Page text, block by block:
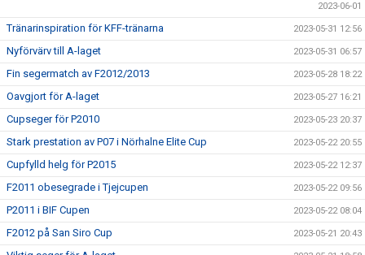
2023-06-01
Tränarinspiration för KFF-tränarna 2023-05-31 12:56
Nyförvärv till A-laget 2023-05-31 06:57
Fin segermatch av F2012/2013 2023-05-28 18:22
Oavgjort för A-laget 2023-05-27 16:21
Cupseger för P2010 2023-05-23 20:37
Stark prestation av P07 i Nörhalne Elite Cup 2023-05-22 20:55
Cupfylld helg för P2015 2023-05-22 12:37
F2011 obesegrade i Tjejcupen 2023-05-22 09:56
P2011 i BIF Cupen 2023-05-22 08:04
F2012 på San Siro Cup 2023-05-21 20:43